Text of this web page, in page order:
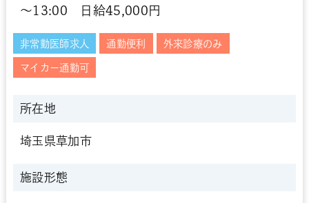
～13:00 日給45,000円
非常勤医師求人 通勤便利 外来診療のみ
マイカー通勤可
所在地
埼玉県草加市
施設形態